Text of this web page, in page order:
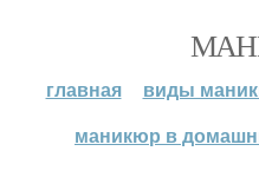
главная виды
маникюр в